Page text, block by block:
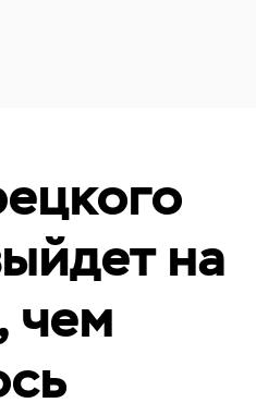
на
чем